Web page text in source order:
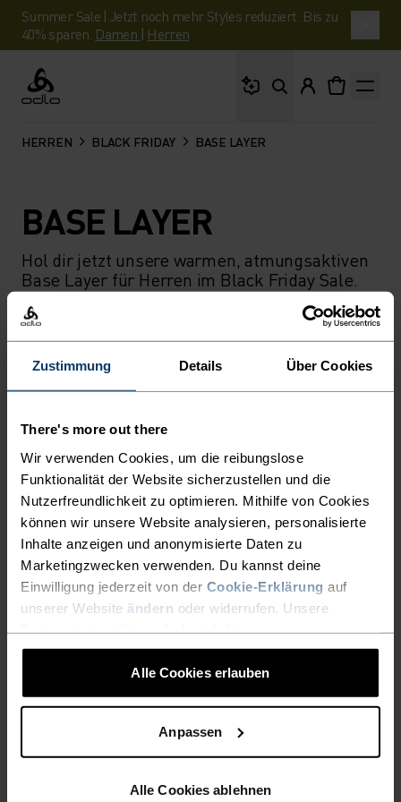
Zustimmung Details Über Cookies
There's more out there
Wir verwenden Cookies, um die reibungslose
Funktionalität der Website sicherzustellen und die
Nutzerfreundlichkeit zu optimieren. Mithilfe von Cookies
können wir unsere Website analysieren, personalisierte
Inhalte anzeigen und anonymisierte Daten zu
Marketingzwecken verwenden. Du kannst deine
Einwilligung jederzeit von der Cookie-Erklärung auf
unserer Website ändern oder widerrufen. Unsere
Alle Cookies erlauben
Anpassen
Alle Cookies ablehnen
Summer Sale | Jetzt noch mehr Styles reduziert. Bis zu
40% sparen. Damen | Herren
Odlo
HERREN BLACK FRIDAY BASE LAYER
BASE LAYER
Hol dir jetzt unsere warmen, atmungsaktiven
Base Layer für Herren im Black Friday Sale.
Ideal für Running, Skitouren und kalte
Wintertage.
FILTER
KEINE ERGEBNISSE
KOSTENLOSER VERSAND
1-3 Werktage mit DHL GoGreen